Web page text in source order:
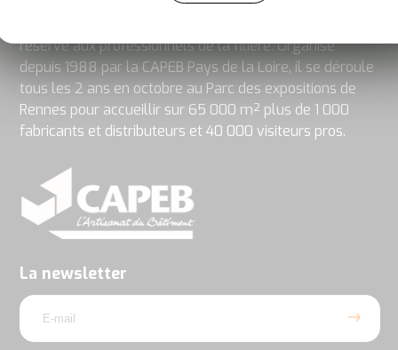
réservé aux professionnels de la filière. Organisé
depuis 1988 par la CAPEB Pays de la Loire, il se déroule
tous les 2 ans en octobre au Parc des expositions de
Rennes pour accueillir sur 65 000 m² plus de 1 000
fabricants et distributeurs et 40 000 visiteurs pros.
La newsletter
email
En
soumettant
j’accepte
les
informations